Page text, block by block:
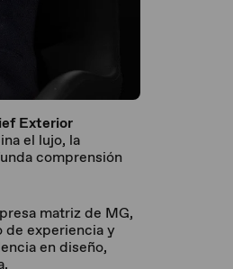
Exterior
el lujo, la
comprensión
matriz de MG,
de experiencia y
en diseño,